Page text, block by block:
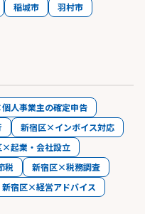
稲城市
羽村市
人事業主の確定申告
新宿区×インボイス対応
×起業・会社設立
税
新宿区×税務調査
新宿区×経営アドバイス